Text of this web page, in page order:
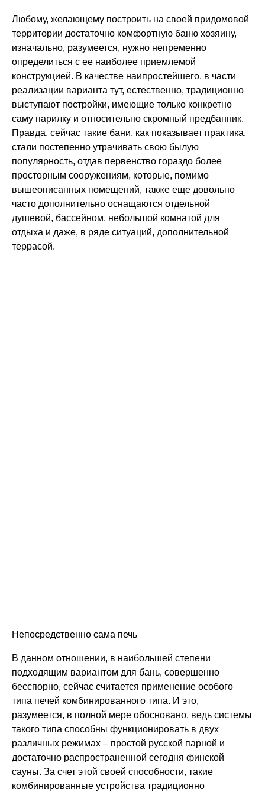
[ о компании ]
Построенные объекты
Видеообзоры домов
Отзывы о компании
Контакты
[ выставочный дом-офис ]
ул. Куйбышева, д.24А
[ наши соцсети ]
Любому, желающему построить на своей придомовой
территории достаточно комфортную баню хозяину,
изначально, разумеется, нужно непременно
определиться с ее наиболее приемлемой
конструкцией. В качестве наипростейшего, в части
реализации варианта тут, естественно, традиционно
выступают постройки, имеющие только конкретно
саму парилку и относительно скромный предбанник.
Правда, сейчас такие бани, как показывает практика,
стали постепенно утрачивать свою былую
популярность, отдав первенство гораздо более
просторным сооружениям, которые, помимо
вышеописанных помещений, также еще довольно
часто дополнительно оснащаются отдельной
душевой, бассейном, небольшой комнатой для
отдыха и даже, в ряде ситуаций, дополнительной
террасой.
Непосредственно сама печь
В данном отношении, в наибольшей степени
подходящим вариантом для бань, совершенно
бесспорно, сейчас считается применение особого
типа печей комбинированного типа. И это,
разумеется, в полной мере обосновано, ведь системы
такого типа способны функционировать в двух
различных режимах – простой русской парной и
достаточно распространенной сегодня финской
сауны. За счет этой своей способности, такие
комбинированные устройства традиционно